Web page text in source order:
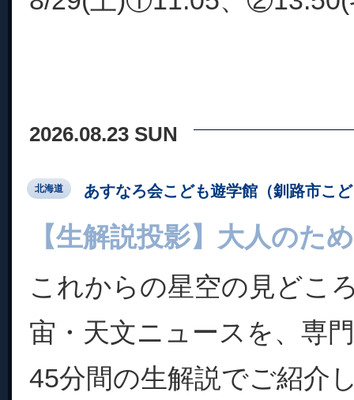
2026.08.23 SUN
北海道 あすなろ会こども遊学館（釧路市こ
【生解説投影】大人のた
これからの星空の見どこ
宙・天文ニュースを、専
45分間の生解説でご紹介